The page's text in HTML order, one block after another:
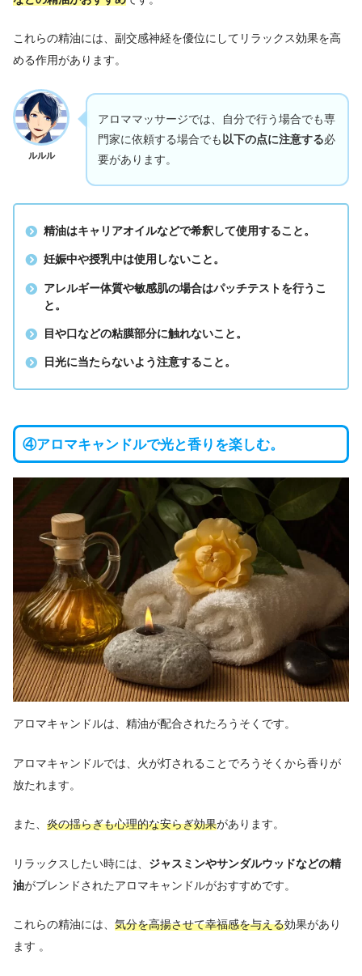
これらの精油には、副交感神経を優位にしてリラックス効果を高
める作用があります。
ルルル
アロママッサージでは、自分で行う場合でも専
門家に依頼する場合でも 以下の点に注意する必
要があります。
精油はキャリアオイルなどで希釈して使用すること。
妊娠中や授乳中は使用しないこと。
アレルギー体質や敏感肌の場合はパッチテストを行うこ
と。
目や口などの粘膜部分に触れないこと。
日光に当たらないよう注意すること。
④アロマキャンドルで光と香りを楽しむ。
アロマキャンドルは、精油が配合されたろうそくです。
アロマキャンドルでは、火が灯されることでろうそくから香りが
放たれます。
また、 炎の揺らぎも心理的な安らぎ効果があります。
リラックスしたい時には、 ジャスミンやサンダルウッドなどの精
油がブレンドされたアロマキャンドルがおすすめです。
これらの精油には、 気分を高揚させて幸福感を与える効果があり
ます 。